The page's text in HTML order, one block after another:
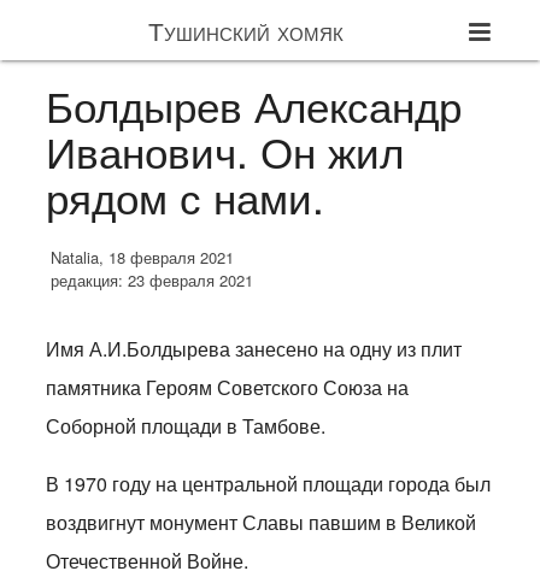
Тушинский хомяк
Болдырев Александр
Иванович. Он жил
рядом с нами.
Natalia, 18 февраля 2021
редакция: 23 февраля 2021
Имя А.И.Болдырева занесено на одну из плит
памятника Героям Советского Союза на
Соборной площади в Тамбове.
В 1970 году на центральной площади города был
воздвигнут монумент Славы павшим в Великой
Отечественной Войне.